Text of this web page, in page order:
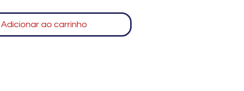
Adicionar ao carrinho